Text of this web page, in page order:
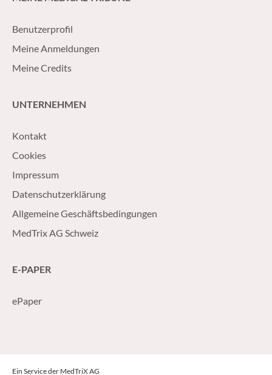
Benutzerprofil
Meine Anmeldungen
Meine Credits
UNTERNEHMEN
Kontakt
Cookies
Impressum
Datenschutzerklärung
Allgemeine Geschäftsbedingungen
MedTrix AG Schweiz
E-PAPER
ePaper
Ein Service der MedTriX AG